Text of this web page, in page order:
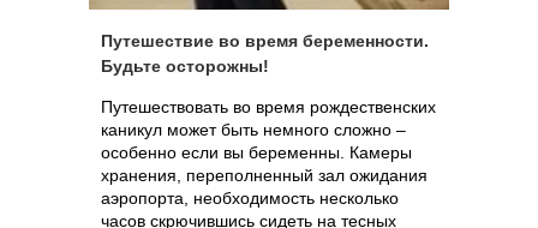
Путешествие во время беременности.
Будьте осторожны!
Путешествовать во время рождественских
каникул может быть немного сложно –
особенно если вы беременны. Камеры
хранения, переполненный зал ожидания
аэропорта, необходимость несколько
часов скрючившись сидеть на тесных